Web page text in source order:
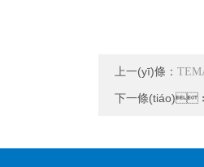
上一(yī)條：
下一條(tiáo)